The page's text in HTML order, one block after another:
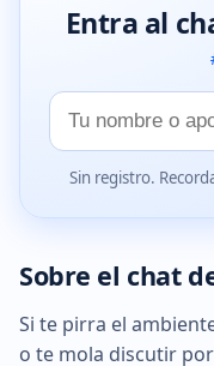
Entra al
Tu
nombre
Sin registro.
Sobre el chat
Si te pirra el
o te mola discutir